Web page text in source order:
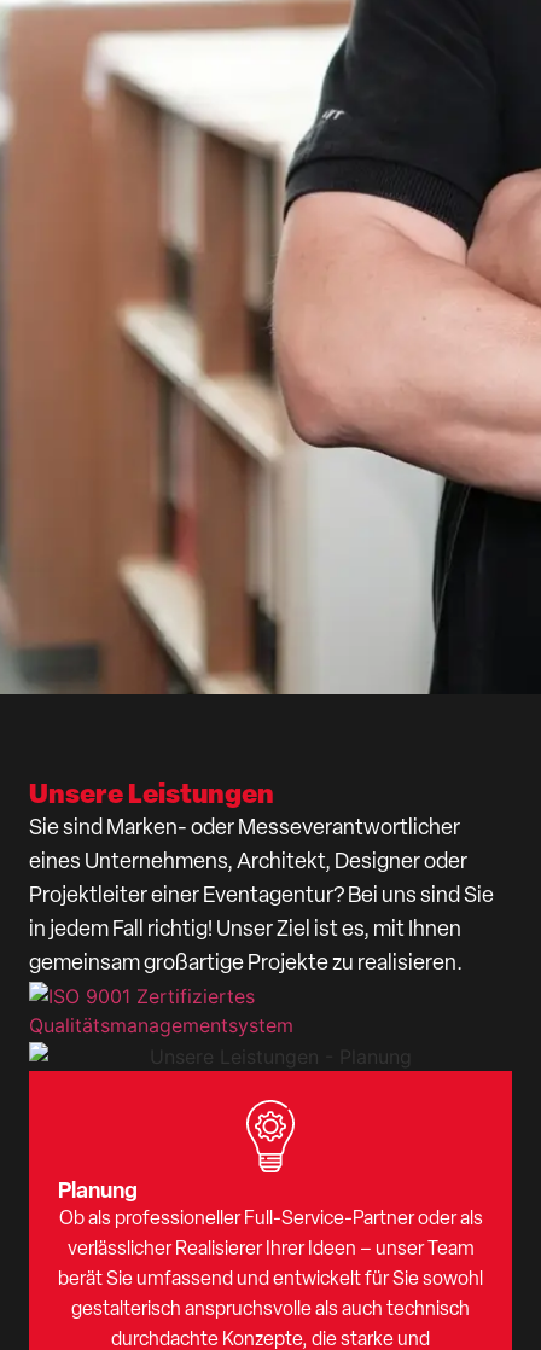
Unsere Leistungen
Sie sind Marken- oder Messeverantwortlicher
eines Unternehmens, Architekt, Designer oder
Projektleiter einer Eventagentur? Bei uns sind Sie
in jedem Fall richtig! Unser Ziel ist es, mit Ihnen
gemeinsam großartige Projekte zu realisieren.
Planung
Ob als professioneller Full-Service-Partner oder als
verlässlicher Realisierer Ihrer Ideen – unser Team
berät Sie umfassend und entwickelt für Sie sowohl
gestalterisch anspruchsvolle als auch technisch
durchdachte Konzepte, die starke und